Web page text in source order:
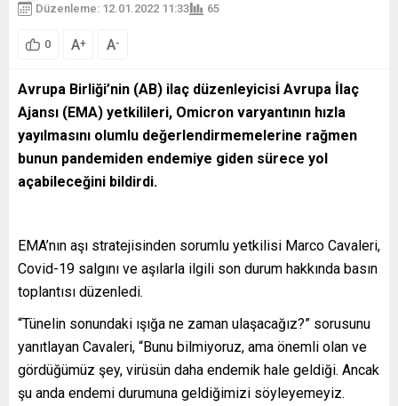
Düzenleme: 12.01.2022 11:33
65
0 A+ A-
Avrupa Birliği’nin (AB) ilaç düzenleyicisi Avrupa İlaç
Ajansı (EMA) yetkilileri, Omicron varyantının hızla
yayılmasını olumlu değerlendirmemelerine rağmen
bunun pandemiden endemiye giden sürece yol
açabileceğini bildirdi.
EMA’nın aşı stratejisinden sorumlu yetkilisi Marco Cavaleri,
Covid-19 salgını ve aşılarla ilgili son durum hakkında basın
toplantısı düzenledi.
“Tünelin sonundaki ışığa ne zaman ulaşacağız?” sorusunu
yanıtlayan Cavaleri, “Bunu bilmiyoruz, ama önemli olan ve
gördüğümüz şey, virüsün daha endemik hale geldiği. Ancak
şu anda endemi durumuna geldiğimizi söyleyemeyiz.